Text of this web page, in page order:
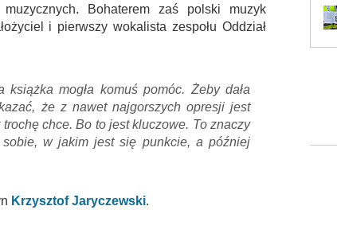
Bohaterem zaś polski muzyk
i pierwszy wokalista zespołu Oddział
mogła komuś pomóc. Żeby dała
że z nawet najgorszych opresji jest
chce. Bo to jest kluczowe. To znaczy
sobie, w jakim jest się punkcie, a później
Krzysztof Jaryczewski.